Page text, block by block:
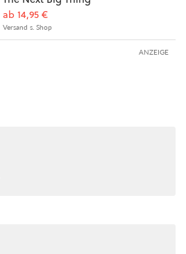
ab 14,95 €
Versand s. Shop
ANZEIGE